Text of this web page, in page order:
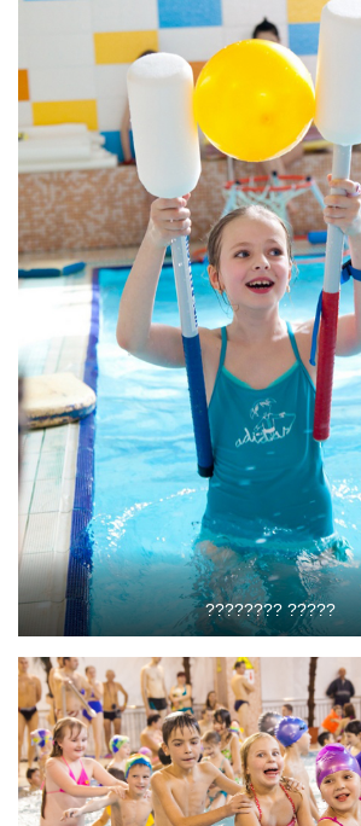
???????? ?????